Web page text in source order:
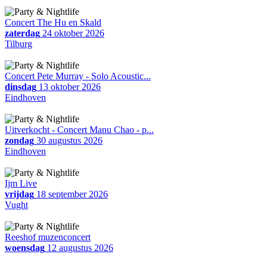
Concert The Hu en Skald
zaterdag 24 oktober 2026
Tilburg
Concert Pete Murray - Solo Acoustic...
dinsdag 13 oktober 2026
Eindhoven
Uitverkocht - Concert Manu Chao - p...
zondag 30 augustus 2026
Eindhoven
Ijm Live
vrijdag 18 september 2026
Vught
Reeshof muzenconcert
woensdag 12 augustus 2026